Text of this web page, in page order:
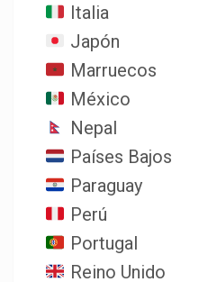
Italia
Japón
Marruecos
México
Nepal
Países Bajos
Paraguay
Perú
Portugal
Reino Unido